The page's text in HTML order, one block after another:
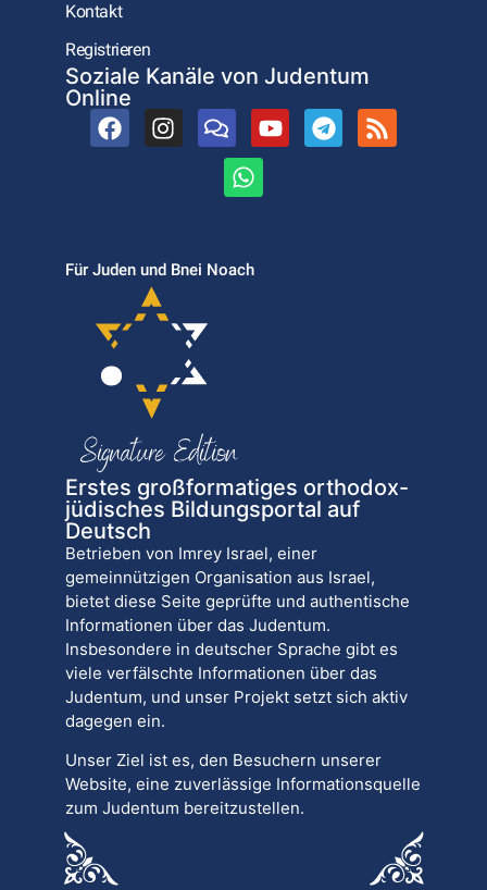
Kontakt
Registrieren
Soziale Kanäle von Judentum
Online
Für Juden und Bnei Noach
Erstes großformatiges orthodox-
jüdisches Bildungsportal auf
Deutsch
Betrieben von Imrey Israel, einer
gemeinnützigen Organisation aus Israel,
bietet diese Seite geprüfte und authentische
Informationen über das Judentum.
Insbesondere in deutscher Sprache gibt es
viele verfälschte Informationen über das
Judentum, und unser Projekt setzt sich aktiv
dagegen ein.
Unser Ziel ist es, den Besuchern unserer
Website, eine zuverlässige Informationsquelle
zum Judentum bereitzustellen.